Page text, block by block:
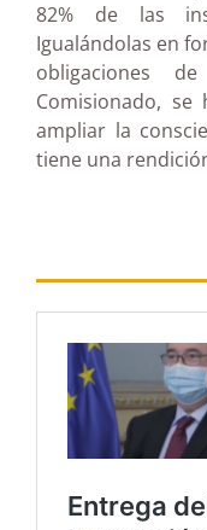
82% de las
Igualándolas en
obligaciones
Comisionado, se
ampliar la
tiene una